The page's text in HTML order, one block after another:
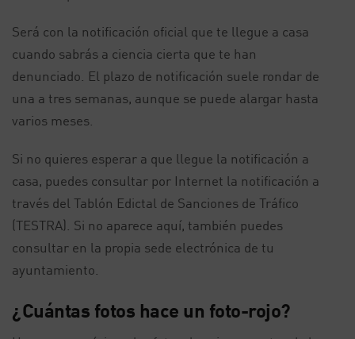
Será con la notificación oficial que te llegue a casa
cuando sabrás a ciencia cierta que te han
denunciado. El plazo de notificación suele rondar de
una a tres semanas, aunque se puede alargar hasta
varios meses.
Si no quieres esperar a que llegue la notificación a
casa, puedes consultar por Internet la notificación a
través del Tablón Edictal de Sanciones de Tráfico
(TESTRA). Si no aparece aquí, también puedes
consultar en la propia sede electrónica de tu
ayuntamiento.
¿Cuántas fotos hace un foto-rojo?